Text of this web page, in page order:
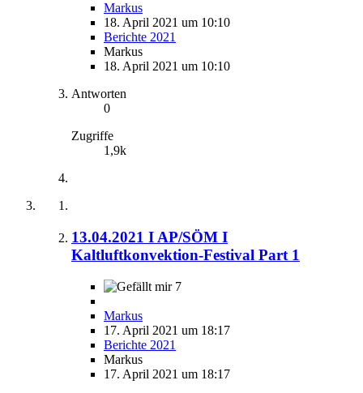
Markus
18. April 2021 um 10:10
Berichte 2021
Markus
18. April 2021 um 10:10
Antworten
0
Zugriffe
1,9k
13.04.2021 I AP/SÖM I
Kaltluftkonvektion-Festival Part 1
7
Markus
17. April 2021 um 18:17
Berichte 2021
Markus
17. April 2021 um 18:17